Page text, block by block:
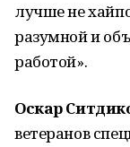
лучше не
разумной и
работой».
Оскар
ветеранов